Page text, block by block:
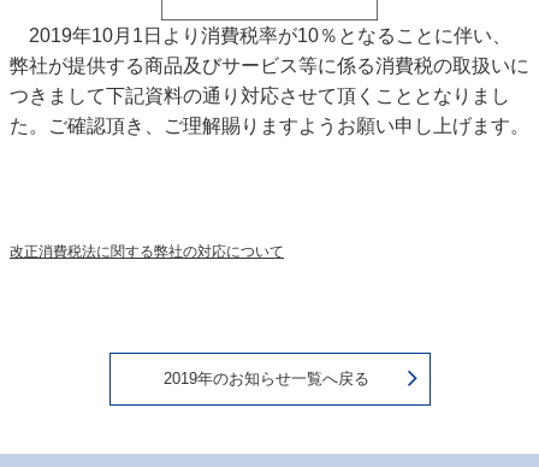
2019年10月1日より消費税率が10％となることに伴い、
弊社が提供する商品及びサービス等に係る消費税の取扱いに
つきまして下記資料の通り対応させて頂くこととなりまし
た。ご確認頂き、ご理解賜りますようお願い申し上げます。
改正消費税法に関する弊社の対応について
2019年のお知らせ一覧へ戻る